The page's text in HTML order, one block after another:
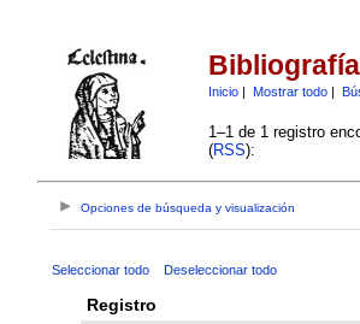
Inicio| Mostrar todo|
1–1 de 1 registro
(RSS):
Opciones de búsqueda y visualización
Seleccionar todo Deseleccionar todo
Registro